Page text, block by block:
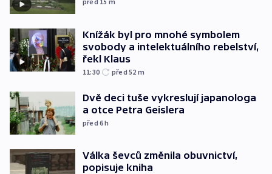
Knížák byl pro mnohé symbolem
svobody a intelektuálního rebelství,
řekl Klaus
11:30 před 52 m
Dvě deci tuše vykreslují japanologa
a otce Petra Geislera
před 6h
Válka ševců změnila obuvnictví,
popisuje kniha